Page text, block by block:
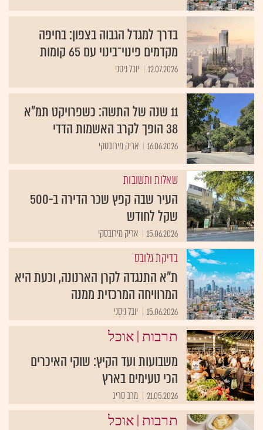
בדרך למגדל הגבוה בצפון: בחיפה
מקדמים פינוי־בינוי עם 65 קומות
12.07.2026 יובל ניסני
11 שנה של התשה: כשפרויקט תמ"א
38 הופך לקרב האשמות הדדי
16.06.2026 אריק מירובסקי
שאלות ותשובות
העיר שבה קפץ שכר הדירה ב-500
שקל לחודש
15.06.2026 אריק מירובסקי
בדיקת גלובס
ת"א התנגדה לקרן הארנונה, וכעת היא
המרוויחה המרכזית ממנה
15.06.2026 יובל ניסני
תרבות | אוכל
משבועות ועד הקיץ: שוקי האיכרים
הכי טעימים בארץ
21.05.2026 מרב סריג
תרבות | אוכל